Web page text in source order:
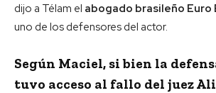
dijo a Télam el abogado brasileño Euro
uno de los defensores del actor.
Según Maciel, si bien la
tuvo acceso al fallo del juez